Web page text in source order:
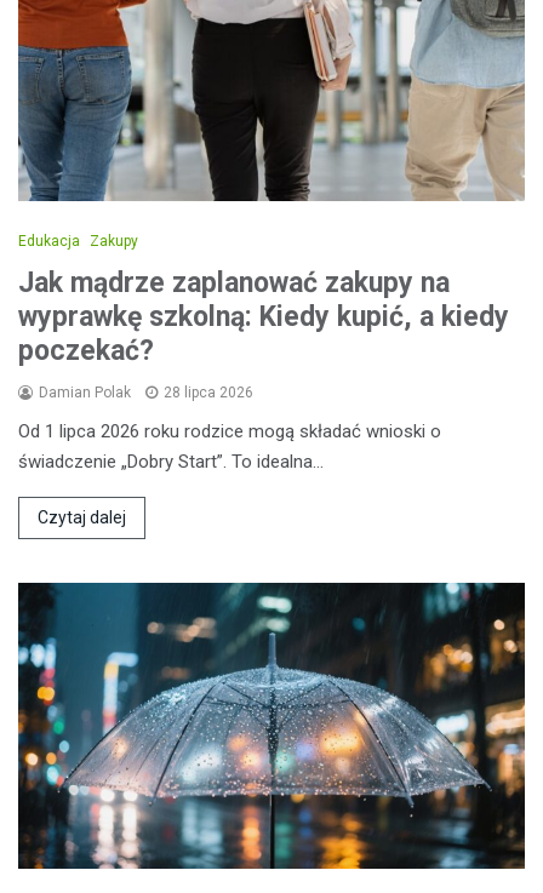
Edukacja Zakupy
Jak mądrze zaplanować zakupy na
wyprawkę szkolną: Kiedy kupić, a kiedy
poczekać?
Damian Polak 28 lipca 2026
Od 1 lipca 2026 roku rodzice mogą składać wnioski o
świadczenie „Dobry Start”. To idealna…
Czytaj dalej